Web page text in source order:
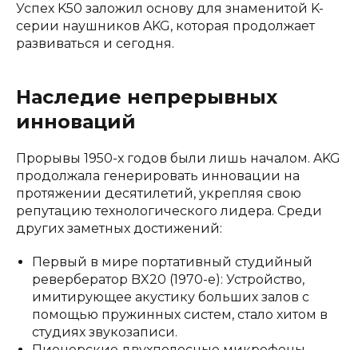
Успех K50 заложил основу для знаменитой K-
серии наушников AKG, которая продолжает
развиваться и сегодня.
Наследие непрерывных
инноваций
Прорывы 1950-х годов были лишь началом. AKG
продолжала генерировать инновации на
протяжении десятилетий, укрепляя свою
репутацию технологического лидера. Среди
других заметных достижений:
Первый в мире портативный студийный
ревербератор BX20 (1970-е): Устройство,
имитирующее акустику больших залов с
помощью пружинных систем, стало хитом в
студиях звукозаписи.